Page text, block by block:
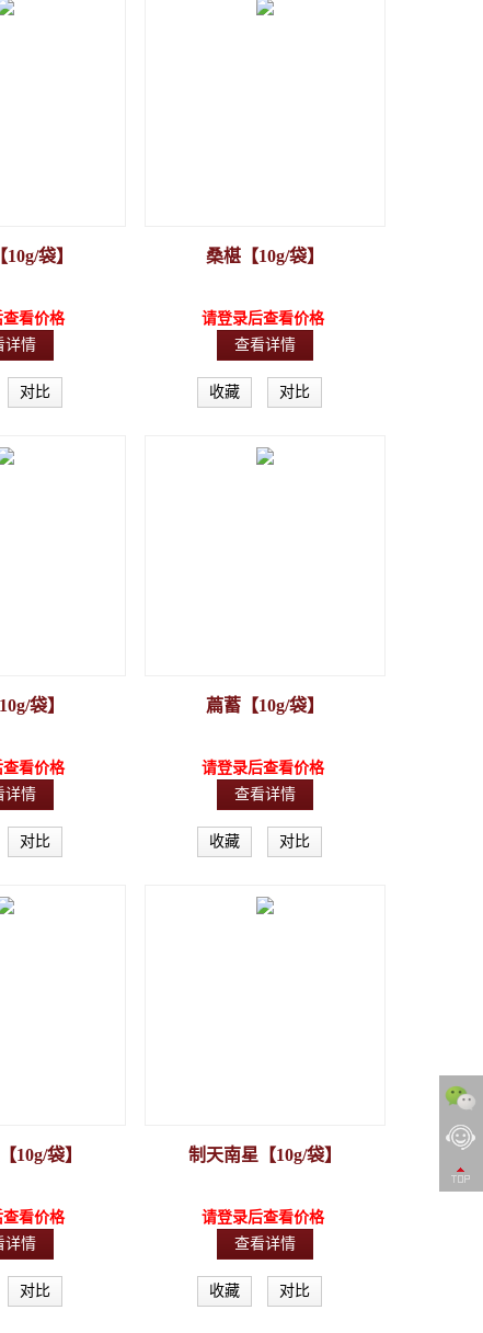
袋】
看价格
详情
对比
桑椹【10g/袋】
请登录后查看价格
查看详情
收藏 对比
袋】
看价格
详情
对比
萹蓄【10g/袋】
请登录后查看价格
查看详情
收藏 对比
10g/袋】
看价格
详情
对比
制天南星【10g/袋】
请登录后查看价格
查看详情
收藏 对比